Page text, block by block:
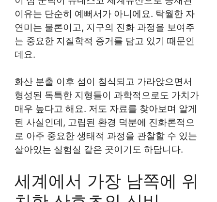
이유는 단순히 예뻐서가 아니에요. 탁월한 자
연미는 물론이고, 지구의 진화 과정을 보여주
는 중요한 지질학적 증거를 담고 있기 때문인
데요.
화산 분출 이후 섬이 침식되고 가라앉으면서
형성된 독특한 지형들이 과학적으로도 가치가
매우 높다고 해요. 저도 자료를 찾아보며 알게
된 사실인데, 고립된 환경 덕분에 진화론적으
로 아주 중요한 생태적 과정을 관찰할 수 있는
살아있는 실험실 같은 곳이기도 하답니다.
세계에서 가장 남쪽에 위